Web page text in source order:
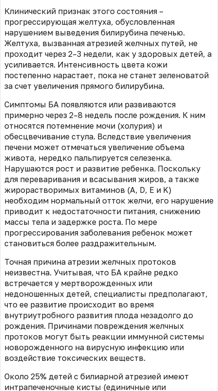
Клинический признак этого состояния –
прогрессирующая желтуха, обусловленная
нарушением выведения билирубина печенью.
Желтуха, вызванная атрезией желчных путей, не
проходит через 2–3 недели, как у здоровых детей, а
усиливается. Интенсивность цвета кожи
постепенно нарастает, пока не станет зеленоватой
за счет увеличения прямого билирубина.
Симптомы БА появляются или развиваются
примерно через 2–8 недель после рождения. К ним
относятся потемнение мочи (холурия) и
обесцвечивание стула. Вследствие увеличения
печени может отмечаться увеличение объема
живота, нередко пальпируется селезенка.
Нарушаются рост и развитие ребенка. Поскольку
для переваривания и всасывания жиров, а также
жирорастворимых витаминов (A, D, E и K)
необходим нормальный отток желчи, его нарушение
приводит к недостаточности питания, снижению
массы тела и задержке роста. По мере
прогрессирования заболевания ребенок может
становиться более раздражительным.
Точная причина атрезии желчных протоков
неизвестна. Учитывая, что БА крайне редко
встречается у мертворожденных или
недоношенных детей, специалисты предполагают,
что ее развитие происходит во время
внутриутробного развития плода незадолго до
рождения. Причинами повреждения желчных
протоков могут быть реакции иммунной системы
новорожденного на вирусную инфекцию или
воздействие токсических веществ.
Около 25% детей с билиарной атрезией имеют
интрапеченочные кисты (единичные или